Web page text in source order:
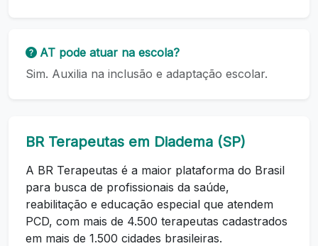
AT pode atuar na escola?
Sim. Auxilia na inclusão e adaptação escolar.
BR Terapeutas em Diadema (SP)
A BR Terapeutas é a maior plataforma do Brasil
para busca de profissionais da saúde,
reabilitação e educação especial que atendem
PCD, com mais de 4.500 terapeutas cadastrados
em mais de 1.500 cidades brasileiras.